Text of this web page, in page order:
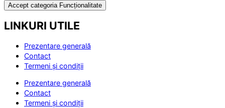
Accept categoria Funcționalitate
LINKURI UTILE
Prezentare generală
Contact
Termeni și condiții
Prezentare generală
Contact
Termeni și condiții